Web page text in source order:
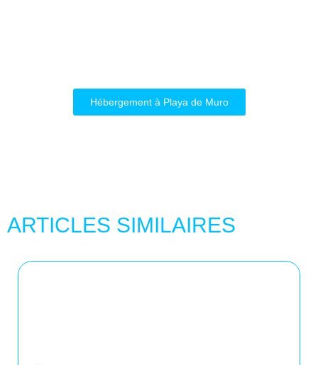
Hébergement à Playa de Muro
ARTICLES SIMILAIRES